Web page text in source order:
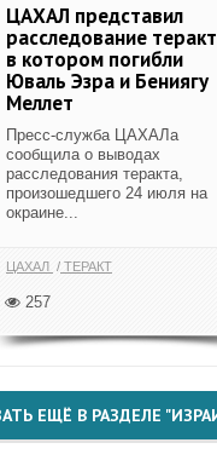
ЦАХАЛ представил
расследование
в котором погибли
Юваль Эзра и Бениягу
Меллет
Пресс-служба ЦАХАЛа
сообщила о выводах
расследования теракта,
произошедшего 24 июля на
окраине...
ЦАХАЛ ТЕРАКТ
257
ЕЩЁ В РАЗДЕЛЕ